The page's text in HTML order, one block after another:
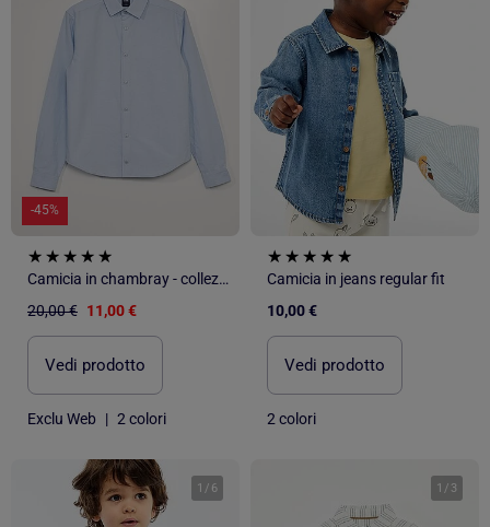
-45%
Camicia in chambray - collezione facile da indossare
20,00 € 11,00 €
Vedi prodotto
Exclu Web | 2 colori
Camicia in jeans regular fit
10,00 €
Vedi prodotto
2 colori
1 / 6 1 / 3